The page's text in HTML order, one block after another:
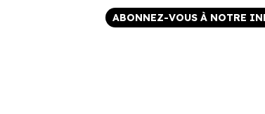
ABONNEZ-VOUS À NOTRE